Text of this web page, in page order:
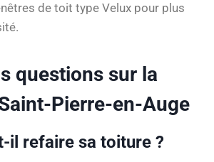
de toit type Velux pour plus
questions sur la
Pierre-en-Auge
il refaire sa toiture ?